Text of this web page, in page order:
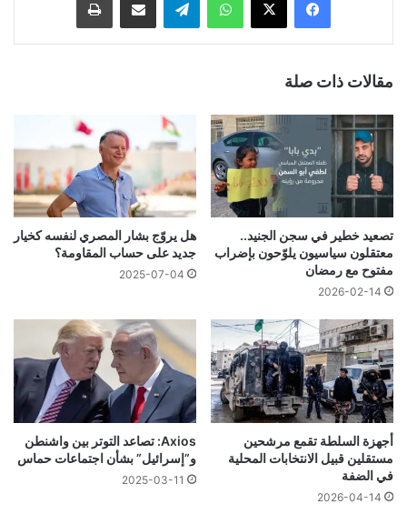
مقالات ذات صلة
تصعيد خطير في سجن الجنيد..
معتقلون سياسيون يلوّحون بإضراب
مفتوح مع رمضان
2026-02-14
هل يروّج بشار المصري لنفسه كخيار
جديد على حساب المقاومة؟
2025-07-04
أجهزة السلطة تقمع مرشحين
مستقلين قبيل الانتخابات المحلية
في الضفة
2026-04-14
Axios: تصاعد التوتر بين واشنطن
و”إسرائيل” بشأن اجتماعات حماس
2025-03-11